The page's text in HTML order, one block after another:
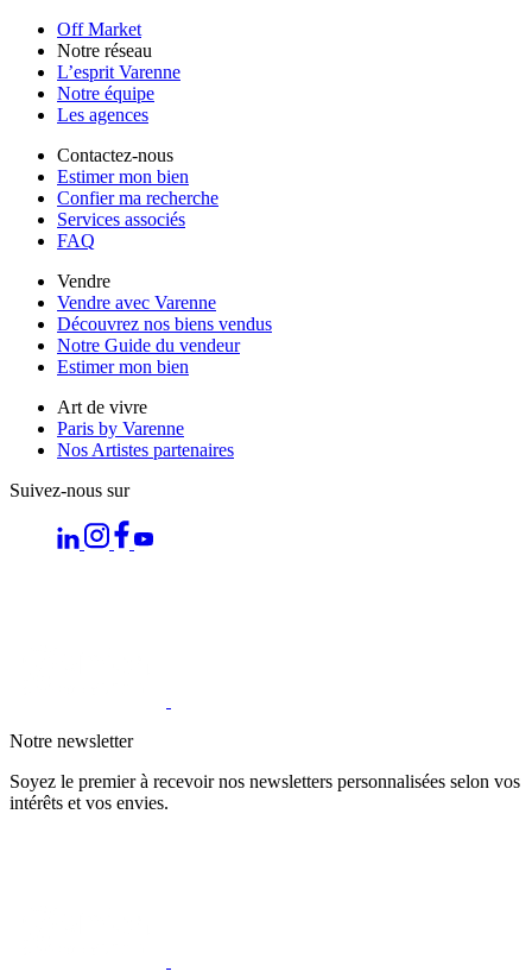
Off Market
Notre réseau
L’esprit Varenne
Notre équipe
Les agences
Contactez-nous
Estimer mon bien
Confier ma recherche
Services associés
FAQ
Vendre
Vendre avec Varenne
Découvrez nos biens vendus
Notre Guide du vendeur
Estimer mon bien
Art de vivre
Paris by Varenne
Nos Artistes partenaires
Suivez-nous sur
Notre newsletter
Soyez le premier à recevoir nos newsletters personnalisées selon vos
intérêts et vos envies.